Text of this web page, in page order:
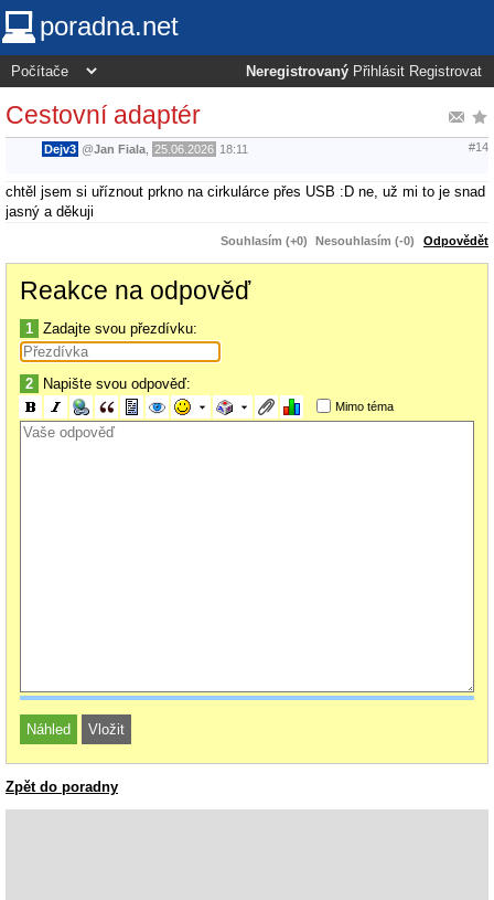
poradna.net
Neregistrovaný Přihlásit Registrovat
Cestovní adaptér
Dejv3 @Jan Fiala 25.06.2026 18:11 #14
chtěl jsem si uříznout prkno na cirkulárce přes USB :D ne, už mi to je snad
jasný a děkuji
Souhlasím (+0) Nesouhlasím (-0) Odpovědět
Reakce na odpověď
1 Zadajte svou přezdívku:
2 Napište svou odpověď:
Mimo téma
Zpět do poradny